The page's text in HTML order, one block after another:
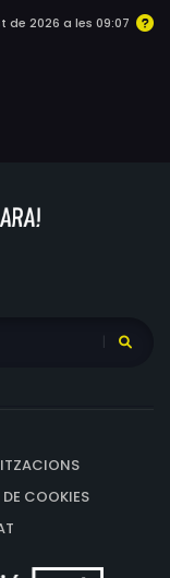
2026 a les 09:07
COOKIES